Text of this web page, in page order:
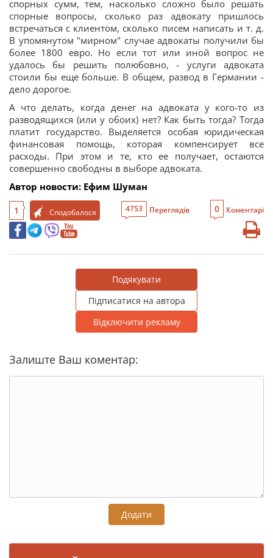
спорных сумм, тем, насколько сложно было решать
спорные вопросы, сколько раз адвокату пришлось
встречаться с клиентом, сколько писем написать и т. д.
В упомянутом "мирном" случае адвокаты получили бы
более 1800 евро. Но если тот или иной вопрос не
удалось бы решить полюбовно, - услуги адвоката
стоили бы еще больше. В общем, развод в Германии -
дело дорогое.
А что делать, когда денег на адвоката у кого-то из
разводящихся (или у обоих) нет? Как быть тогда? Тогда
платит государство. Выделяется особая юридическая
финансовая помощь, которая компенсирует все
расходы. При этом и те, кто ее получает, остаются
совершенно свободны в выборе адвоката.
Автор новости: Ефим Шуман
1 Сподобалося 4753 Переглядів 0 Коментарі
Подякувати
Підписатися на автора
Відключити рекламу
Залиште Ваш коментар:
Додати